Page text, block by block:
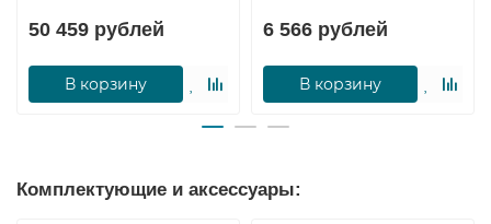
50 459 рублей
В корзину
6 566 рублей
В корзину
Комплектующие и аксессуары: